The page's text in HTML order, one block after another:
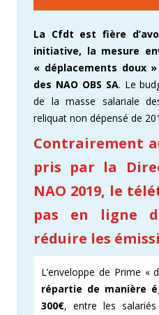
La Cfdt est fière
initiative, la mesure
« déplacements doux
des NAO OBS SA. Le
de la masse salariale
reliquat non dépensé de
Contrairement
pris par la
NAO 2019, le
pas en ligne
réduire les
L’enveloppe de Prime «
répartie de manière
300€, entre les salariés